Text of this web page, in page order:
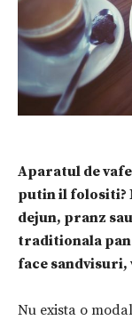
Aparatul de
putin il folositi?
dejun, pranz
traditionala
face sandvisuri,
Nu exista o